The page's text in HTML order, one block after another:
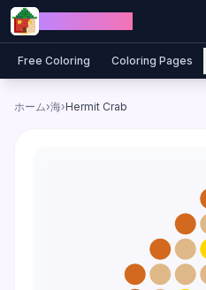
Skip to content
Free Coloring Coloring Pages
ホーム›海›Hermit Crab